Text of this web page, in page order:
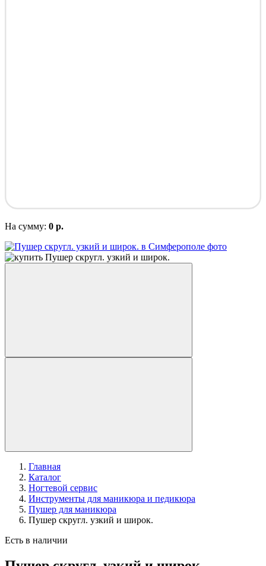
На сумму: 0 р.
Главная
Каталог
Ногтевой сервис
Инструменты для маникюра и педикюра
Пушер для маникюра
Пушер скругл. узкий и широк.
Есть в наличии